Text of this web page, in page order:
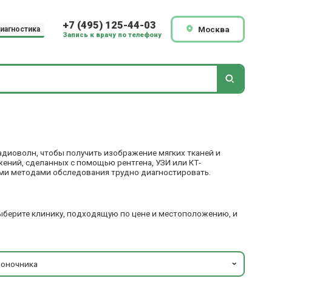
+7 (495) 125-44-03
Запись к врачу по телефону
Москва
чтобы получить изображение мягких тканей и
сделанных с помощью рентгена, УЗИ или КТ-
методами обследования трудно диагностировать.
клинику, подходящую по цене и местоположению, и